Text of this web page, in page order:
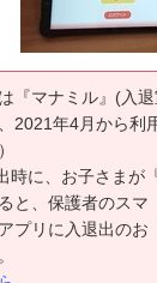
『マナミル』(入
2021年4月から利
時に、お子さまが
と、 保護者のスマ
プリに入退出のお